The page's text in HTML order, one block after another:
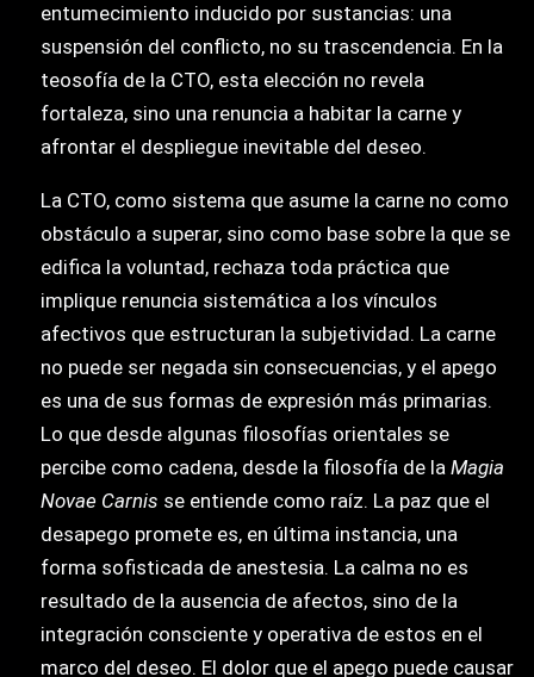
entumecimiento inducido por sustancias: una
suspensión del conflicto, no su trascendencia. En la
teosofía de la CTO, esta elección no revela
fortaleza, sino una renuncia a habitar la carne y
afrontar el despliegue inevitable del deseo.
La CTO, como sistema que asume la carne no como
obstáculo a superar, sino como base sobre la que se
edifica la voluntad, rechaza toda práctica que
implique renuncia sistemática a los vínculos
afectivos que estructuran la subjetividad. La carne
no puede ser negada sin consecuencias, y el apego
es una de sus formas de expresión más primarias.
Lo que desde algunas filosofías orientales se
percibe como cadena, desde la filosofía de laMagia
Novae Carnis se entiende como raíz. La paz que el
desapego promete es, en última instancia, una
forma sofisticada de anestesia. La calma no es
resultado de la ausencia de afectos, sino de la
integración consciente y operativa de estos en el
marco del deseo. El dolor que el apego puede causar